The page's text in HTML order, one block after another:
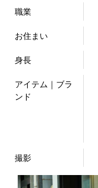
職業
お住まい
身長
アイテム｜ブラ
ンド
撮影